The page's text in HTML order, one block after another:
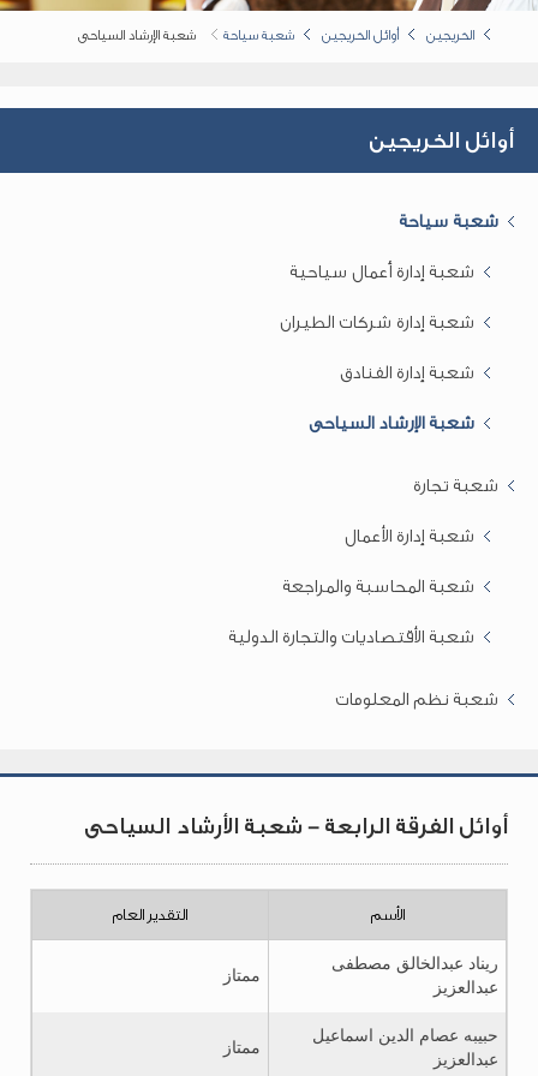
الخريجين أوائل الخريجين شعبة سياحة شعبة الإرشاد السياحى
أوائل الخريجين
شعبة سياحة
شعبة إدارة أعمال سياحية
شعبة إدارة شركات الطيران
شعبة إدارة الفنادق
شعبة الإرشاد السياحى
شعبة تجارة
شعبة إدارة الأعمال
شعبة المحاسبة والمراجعة
شعبة الأقتصاديات والتجارة الدولية
شعبة نظم المعلومات
أوائل الفرقة الرابعة - شعبة الأرشاد السياحى
الأسم التقدير العام
ريناد عبدالخالق مصطفى
عبدالعزيز
ممتاز
حبيبه عصام الدين اسماعيل
عبدالعزيز
ممتاز